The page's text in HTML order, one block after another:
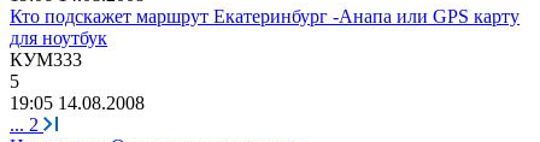
Кто подскажет маршрут Екатеринбург -Анапа или GPS карту
для ноутбук
КУМ333
5
19:05 14.08.2008
... 2